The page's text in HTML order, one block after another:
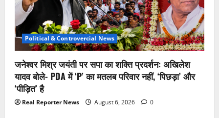
Political & Controvercial News
जनेश्वर मिश्र जयंती पर सपा का शक्ति प्रदर्शन: अखिलेश
यादव बोले- PDA में ‘P’ का मतलब परिवार नहीं, ‘पिछड़ा’ और
‘पीड़ित’ है
Real Reporter News August 6, 2026 0